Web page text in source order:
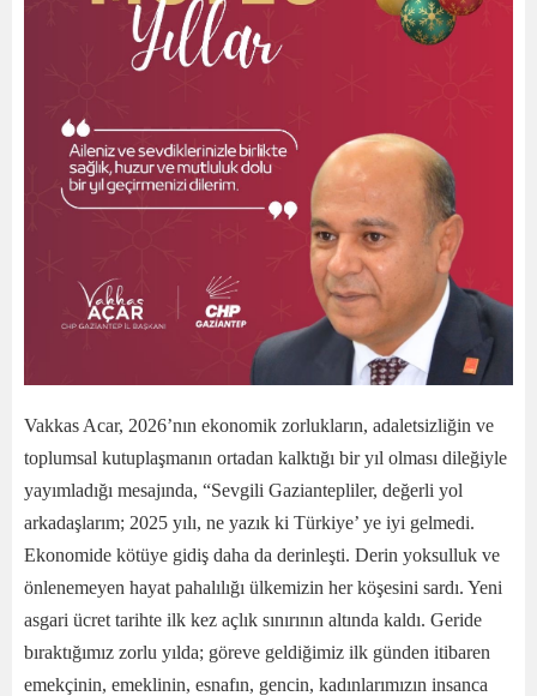
Vakkas Acar, 2026’nın ekonomik zorlukların, adaletsizliğin ve
toplumsal kutuplaşmanın ortadan kalktığı bir yıl olması dileğiyle
yayımladığı mesajında, “Sevgili Gaziantepliler, değerli yol
arkadaşlarım; 2025 yılı, ne yazık ki Türkiye’ ye iyi gelmedi.
Ekonomide kötüye gidiş daha da derinleşti. Derin yoksulluk ve
önlenemeyen hayat pahalılığı ülkemizin her köşesini sardı. Yeni
asgari ücret tarihte ilk kez açlık sınırının altında kaldı. Geride
bıraktığımız zorlu yılda; göreve geldiğimiz ilk günden itibaren
emekçinin, emeklinin, esnafın, gencin, kadınlarımızın insanca